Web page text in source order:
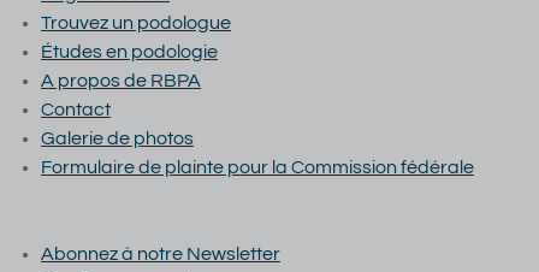
Trouvez un podologue
Études en podologie
A propos de RBPA
Contact
Galerie de photos
Formulaire de plainte pour la Commission fédérale
Abonnez à notre Newsletter